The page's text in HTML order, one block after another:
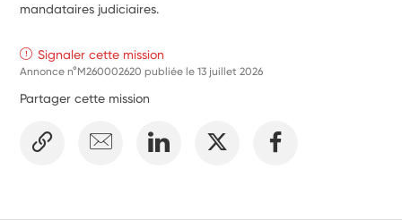
mandataires judiciaires.
Signaler cette mission
Annonce n°M260002620 publiée le13 juillet 2026
Partager cette mission